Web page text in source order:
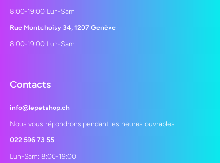
8:00-19:00 Lun-Sam
Rue Montchoisy 34, 1207 Genève
8:00-19:00 Lun-Sam
Contacts
info@lepetshop.ch
Nous vous répondrons pendant les heures ouvrables
022 596 73 55
Lun-Sam: 8:00-19:00